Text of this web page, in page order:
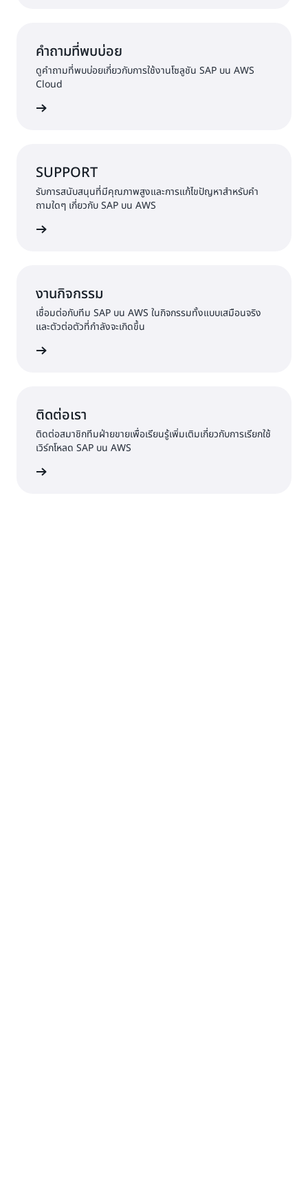
คำถามที่พบบ่อย
ดูคำถามที่พบบ่อยเกี่ยวกับการใช้งานโซลูชัน SAP บน AWS
Cloud
SUPPORT
รับการสนับสนุนที่มีคุณภาพสูงและการแก้ไขปัญหาสำหรับคำ
ถามใดๆ เกี่ยวกับ SAP บน AWS
งานกิจกรรม
เชื่อมต่อกับทีม SAP บน AWS ในกิจกรรมทั้งแบบเสมือนจริง
และตัวต่อตัวที่กำลังจะเกิดขึ้น
ติดต่อเรา
ติดต่อสมาชิกทีมฝ่ายขายเพื่อเรียนรู้เพิ่มเติมเกี่ยวกับการเรียกใช้
เวิร์กโหลด SAP บน AWS